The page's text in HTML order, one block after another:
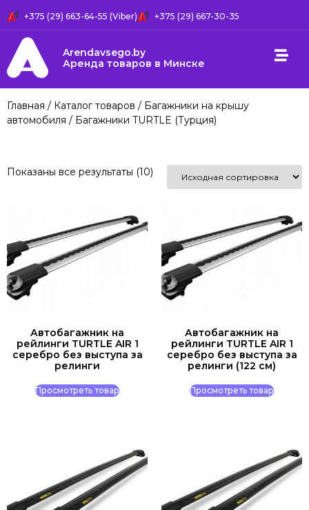
+375 (29) 663-64-55 (Viber) +375 (29) 667-30-35
Arendavsego.by
Аренда товаров в Минске
Главная / Каталог товаров / Багажники на крышу
автомобиля / Багажники TURTLE (Турция)
Показаны все результаты (10)
Автобагажник на
рейлинги TURTLE AIR 1
серебро без выступа за
релинги
Просмотреть товар
Автобагажник на
рейлинги TURTLE AIR 1
серебро без выступа за
релинги (122 см)
Просмотреть товар